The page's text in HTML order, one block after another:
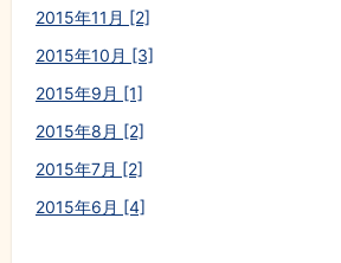
2015年11月 [2]
2015年10月 [3]
2015年9月 [1]
2015年8月 [2]
2015年7月 [2]
2015年6月 [4]